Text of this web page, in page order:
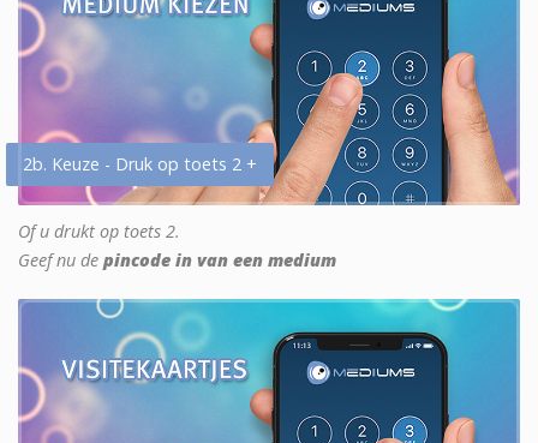
2b. Keuze - Druk op toets 2 +
Of u drukt op toets 2.
Geef nu de pincode in van een medium